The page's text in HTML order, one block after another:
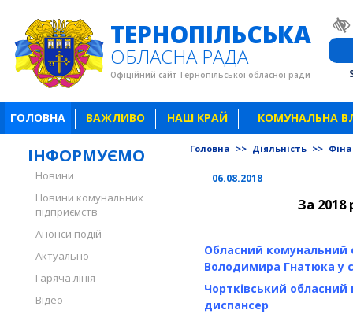
ТЕРНОПІЛЬСЬКА
ОБЛАСНА РАДА
Офіційний сайт Тернопільської обласної ради
ГОЛОВНА ВАЖЛИВО НАШ КРАЙ КОМУНАЛЬНА
ІНФОРМУЄМО
Новини
Новини комунальних
підприємств
Анонси подій
Актуально
Гаряча лінія
Відео
Головна >> Діяльність >>
06.08.2018
За 2018
Обласний комунальний
Володимира Гнатюка у
Чортківський
диспансер